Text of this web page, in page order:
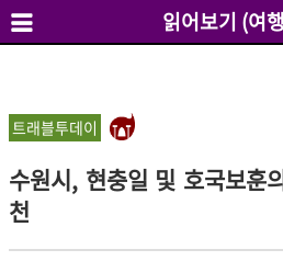
읽어보기 (여
트래블투데이
수원시, 현충일 및 호국보훈
천